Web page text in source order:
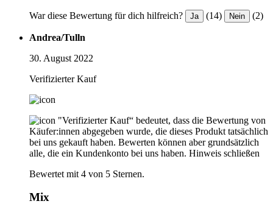
War diese Bewertung für dich hilfreich? Ja (14) Nein (2)
Andrea/Tulln
30. August 2022
Verifizierter Kauf
"Verifizierter Kauf“ bedeutet, dass die Bewertung von
Käufer:innen abgegeben wurde, die dieses Produkt tatsächlich
bei uns gekauft haben. Bewerten können aber grundsätzlich
alle, die ein Kundenkonto bei uns haben. Hinweis schließen
Bewertet mit 4 von 5 Sternen.
Mix